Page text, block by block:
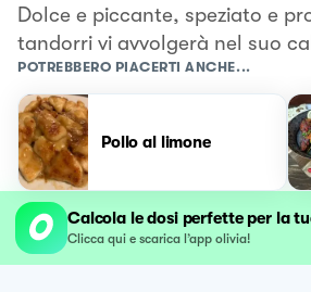
Dolce e piccante, speziato e
tandorri vi avvolgerà nel suo
POTREBBERO PIACERTI ANCHE...
Pollo al limone
Calcola le dosi perfette per la
Clicca qui e scarica l’app olivia!